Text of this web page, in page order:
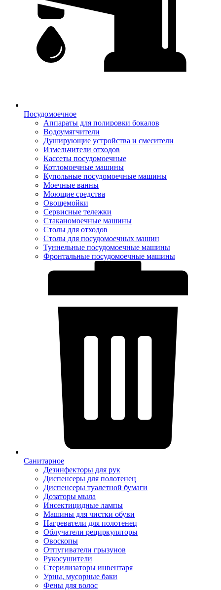
Посудомоечное
Аппараты для полировки бокалов
Водоумягчители
Душирующие устройства и смесители
Измельчители отходов
Кассеты посудомоечные
Котломоечные машины
Купольные посудомоечные машины
Моечные ванны
Моющие средства
Овощемойки
Сервисные тележки
Стаканомоечные машины
Столы для отходов
Столы для посудомоечных машин
Туннельные посудомоечные машины
Фронтальные посудомоечные машины
Санитарное
Дезинфекторы для рук
Диспенсеры для полотенец
Диспенсеры туалетной бумаги
Дозаторы мыла
Инсектицидные лампы
Машины для чистки обуви
Нагреватели для полотенец
Облучатели рециркуляторы
Овоскопы
Отпугиватели грызунов
Рукосушители
Стерилизаторы инвентаря
Урны, мусорные баки
Фены для волос